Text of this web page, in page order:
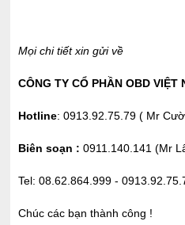
Mọi chi tiết xin gửi về
CÔNG TY CỔ PHẦN OBD VIỆT
Hotline: 0913.92.75.79 ( Mr
Biên soạn : 0911.140.141 (Mr
Tel: 08.62.864.999 -
Chúc các bạn thành công !